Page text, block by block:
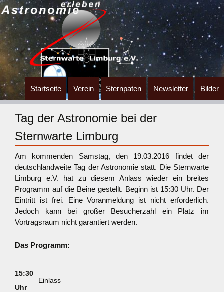
Zum
Inhalt
springen
Startseite Verein Sternpaten Newsletter Bilder
Tag der Astronomie bei der
Sternwarte Limburg
Am kommenden Samstag, den 19.03.2016 findet der
deutschlandweite Tag der Astronomie statt. Die Sternwarte
Limburg e.V. hat zu diesem Anlass wieder ein breites
Programm auf die Beine gestellt. Beginn ist 15:30 Uhr. Der
Eintritt ist frei. Eine Voranmeldung ist nicht erforderlich.
Jedoch kann bei großer Besucherzahl ein Platz im
Vortragsraum nicht garantiert werden.
Das Programm:
15:30
Uhr
Einlass